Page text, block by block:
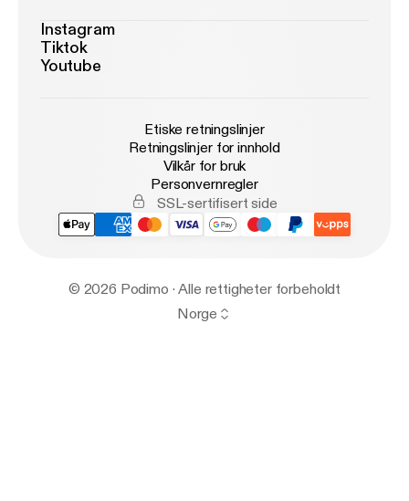
Instagram
Tiktok
Youtube
Etiske retningslinjer
Retningslinjer for innhold
Vilkår for bruk
Personvernregler
SSL-sertifisert side
© 2026 Podimo · Alle rettigheter forbeholdt
Norge